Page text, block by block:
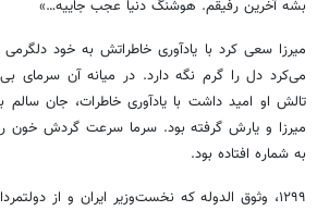
بشه آخرین رفیقم. هوشنگ دنیا عجب جاییه…»
میرزا سعی کرد با یادآوری خاطراتش به خود
می‌کرد دل را گرم نگه دارد. در میانه آن سرمای
تالش او امید داشت با یادآوری خاطرات، جان سالم
میرزا و یارش گرفته بود. سرما سرعت گردش خون
به شماره افتاده بود.
۱۲۹۹، وثوق الدوله که
نخست‌وزیر ایران و از